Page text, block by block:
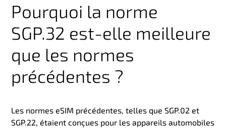
Pourquoi la norme
SGP.32 est-elle meilleure
que les normes
précédentes ?
Les normes eSIM précédentes, telles que SGP.02 et
SGP.22, étaient conçues pour les appareils automobiles